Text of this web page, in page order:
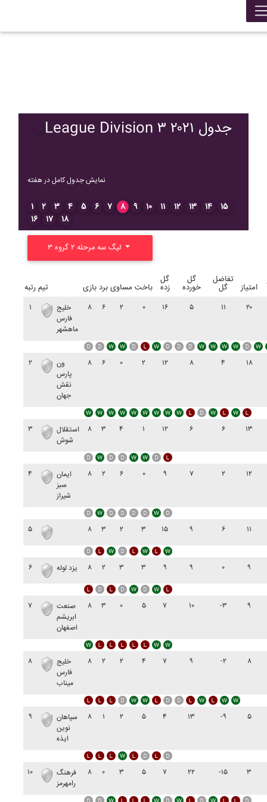
League Division ۳ ۲۰۲۱ جدول
نمایش جدول کامل در هفته
۱ ۲ ۳ ۴ ۵ ۶ ۷ ۸ ۹ ۱۰ ۱۱ ۱۲ ۱۳ ۱۴
۱۵
۱۶
۱۷ ۱۸
رتبه تیم بازی برد مساوی باخت
گل
زده
گل
خورده
تفاضل
گل امتیاز
۱
خليج
فارس
ماهشهر
۸ ۶ ۲ ۰ ۱۶ ۵ ۱۱ ۲۰
۲
ون
پارس
نقش
جهان
۸ ۶ ۰ ۲ ۱۲ ۸ ۴ ۱۸
۳
استقلال
شوش
۸ ۳ ۴ ۱ ۱۲ ۶ ۶ ۱۳
۴
ايمان
سبز
شيراز
۸ ۲ ۶ ۰ ۹ ۷ ۲ ۱۲
۵ ۸ ۳ ۲ ۳ ۱۵ ۹ ۶ ۱۱
۶ يزد لوله ۸ ۲ ۳ ۳ ۹ ۹ ۰ ۹
۷
صنعت
ابريشم
اصفهان
۸ ۳ ۰ ۵ ۷ ۱۰ -۳ ۹
۸
خليج
فارس
ميناب
۸ ۲ ۲ ۴ ۷ ۹ -۲ ۸
۹
سپاهان
نوين
ايذه
۸ ۱ ۲ ۵ ۴ ۱۳ -۹ ۵
۱۰
فرهنگ
رامهرمز
۸ ۰ ۳ ۵ ۷ ۲۲ -۱۵ ۳